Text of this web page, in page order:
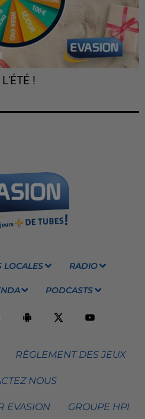
!
LOCALES RADIO
PODCASTS
RÈGLEMENT DES JEUX
NOUS
EVASION GROUPE HPI